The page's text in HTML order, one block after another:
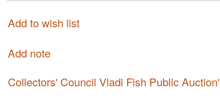
Add to wish list
Add note
Collectors' Council Vladi Fish Public